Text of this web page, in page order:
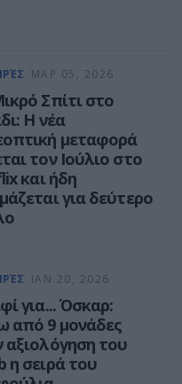
ΜΑΡ 05, 2026
Σπίτι στο
Η νέα
μεταφορά
τον Ιούλιο στο
και ήδη
για δεύτερο
ΠΟΛΥΧΡΟΝΙΔΟΥ
ΙΑΝ 20, 2026
για... Όσκαρ:
από 9 μονάδες
αξιολόγηση τoυ
η σειρά του